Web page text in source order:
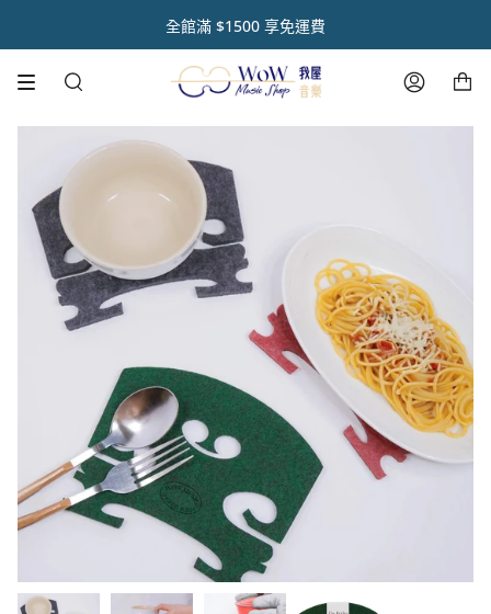
熱銷新品🌟呼乾啦樂器除濕組🌟限時享95折優惠
全館滿 $1500 享免運費
熱銷商品✨ 魔鏡樂器拋光膏🪞
音樂人送禮首選【禮盒優惠套組 🎁】
註冊官網會員 【領取點數1000點】🌟
搜
帳